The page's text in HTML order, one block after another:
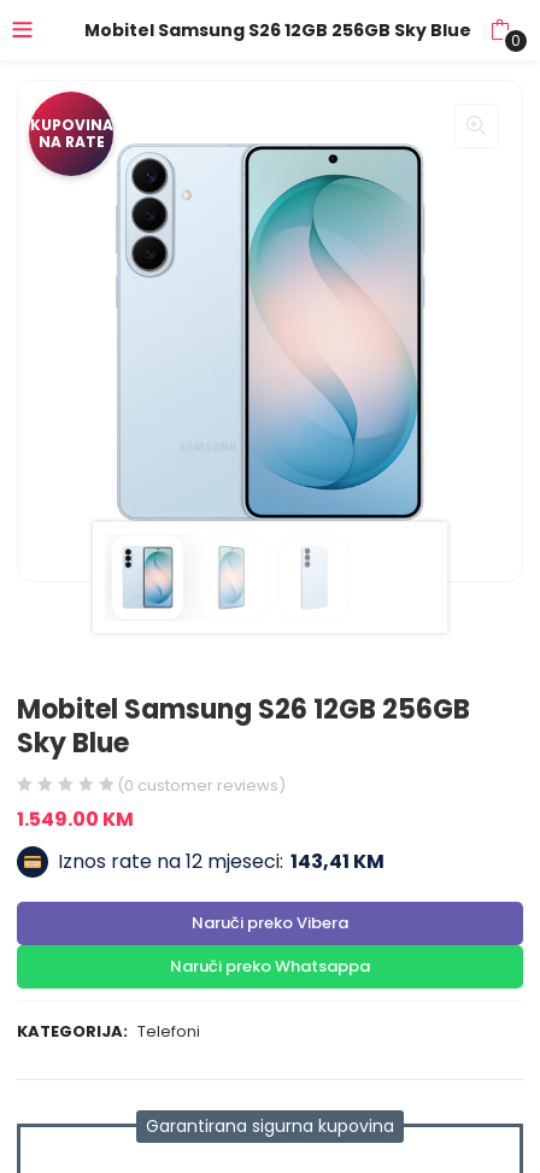
Mobitel Samsung S26 12GB 256GB Sky Blue 0
KUPOVINA
NA RATE
Mobitel Samsung S26 12GB 256GB
Sky Blue
(0 customer reviews)
1.549.00 KM
Iznos rate na 12 mjeseci: 143,41 KM
Naruči preko Vibera
Naruči preko Whatsappa
KATEGORIJA: Telefoni
Garantirana sigurna kupovina